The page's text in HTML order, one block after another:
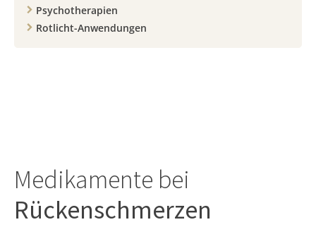
Psychotherapien
Rotlicht-Anwendungen
Medikamente bei
Rückenschmerzen